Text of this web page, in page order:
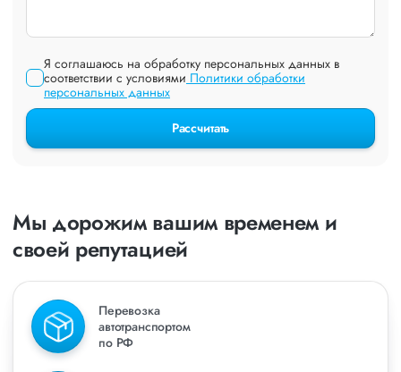
Я соглашаюсь на обработку персональных данных в
соответствии с условиями Политики обработки
персональных данных
Рассчитать
Мы дорожим вашим временем и
своей репутацией
Перевозка
автотранспортом
по РФ